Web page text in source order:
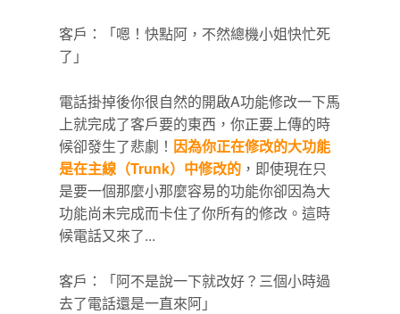
客戶：「嗯！快點阿，不然總機小姐快忙死
了」
電話掛掉後你很自然的開啟A功能修改一下馬
上就完成了客戶要的東西，你正要上傳的時
候卻發生了悲劇！ 因為你正在修改的大功能
是在主線（Trunk）中修改的 ，即使現在只
是要一個那麼小那麼容易的功能你卻因為大
功能尚未完成而卡住了你所有的修改。這時
候電話又來了...
客戶：「阿不是說一下就改好？三個小時過
去了電話還是一直來阿」